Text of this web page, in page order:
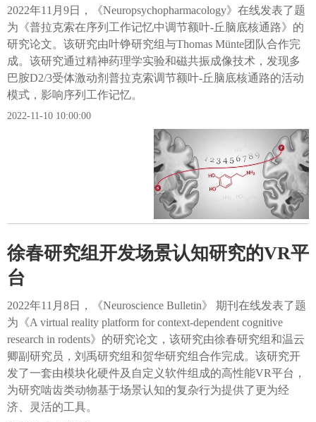
2022年11月9日，《Neuropsychopharmacology》在线发表了题
为《普拉克索在序列工作记忆中调节额叶-丘脑底核通路》的
研究论文。该研究由叶铮研究组与Thomas Münte团队合作完
成。该研究通过精神药理学实验和磁共振成像技术，发现多
巴胺D2/3受体激动剂普拉克索调节额叶-丘脑底核通路的活动
模式，影响序列工作记忆。
2022-11-10 10:00:00
徐春研究组开发场景认知研究的VR平
台
2022年11月8日，《Neuroscience Bulletin》 期刊在线发表了题
为《A virtual reality platform for context-dependent cognitive
research in rodents》的研究论文，该研究由徐春研究组和温云
卿副研究员，刘禹研究组和贺华研究组合作完成。该研究开
发了一套由模块化硬件及自定义软件组成的高性能VR平台，
为研究啮齿类动物基于场景认知的复杂行为提供了更为经
济、灵活的工具。